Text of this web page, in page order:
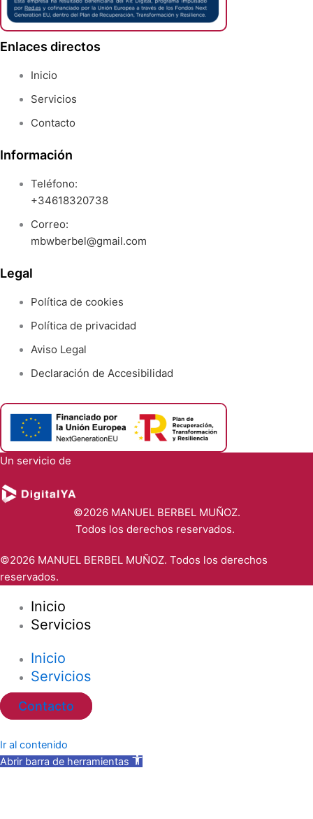
Enlaces directos
Inicio
Servicios
Contacto
Información
Teléfono:
+34618320738
Correo:
mbwberbel@gmail.com
Legal
Política de cookies
Política de privacidad
Aviso Legal
Declaración de Accesibilidad
Un servicio de
©2026 MANUEL BERBEL MUÑOZ.
Todos los derechos reservados.
©2026 MANUEL BERBEL MUÑOZ. Todos los derechos
reservados.
Inicio
Servicios
Inicio
Servicios
Contacto
Ir al contenido
Abrir barra de herramientas